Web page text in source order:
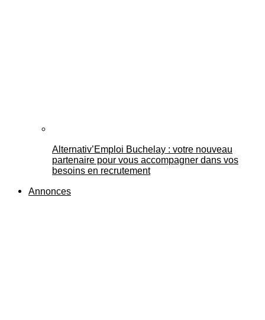
Alternativ’Emploi Buchelay : votre nouveau
partenaire pour vous accompagner dans vos
besoins en recrutement
Annonces